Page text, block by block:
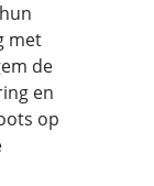
met
de
en
op